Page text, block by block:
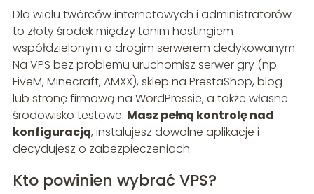
Dla wielu twórców internetowych i administratorów
to złoty środek między tanim hostingiem
współdzielonym a drogim serwerem dedykowanym.
Na VPS bez problemu uruchomisz serwer gry (np.
FiveM, Minecraft, AMXX), sklep na PrestaShop, blog
lub stronę firmową na WordPressie, a także własne
środowisko testowe. Masz pełną kontrolę nad
konfiguracją, instalujesz dowolne aplikacje i
decydujesz o zabezpieczeniach.
Kto powinien wybrać VPS?